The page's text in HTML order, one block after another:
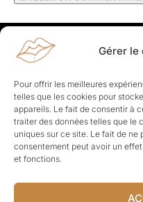
Gérer le
Pour offrir les meilleures
telles que les cookies pour
appareils. Le fait de consentir à
traiter des données telles que le
uniques sur ce site. Le fait de ne
consentement peut avoir un
et fonctions.
À propos de Rapporteuses :
Parisiennes, bien dans leurs
cause, leur apporte et leur
Les Topics
Société Politique
Lifestyle